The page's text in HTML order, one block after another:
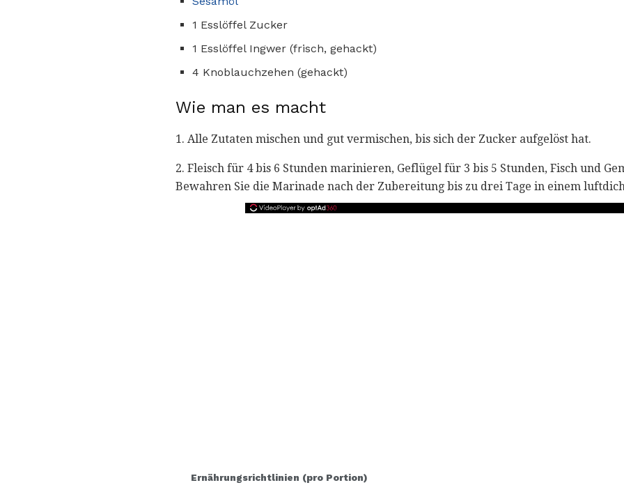
1 Esslöffel Zucker
1 Esslöffel Ingwer (frisch, gehackt)
4 Knoblauchzehen (gehackt)
Wie man es macht
1. Alle Zutaten mischen und gut vermischen, bis sich der Zucker aufgelöst hat.
2. Fleisch für 4 bis 6 Stunden marinieren, Geflügel für 3 bis 5 Stunden, Fisch und
Bewahren Sie die Marinade nach der Zubereitung bis zu drei Tage in einem
Ernährungsrichtlinien (pro Portion)